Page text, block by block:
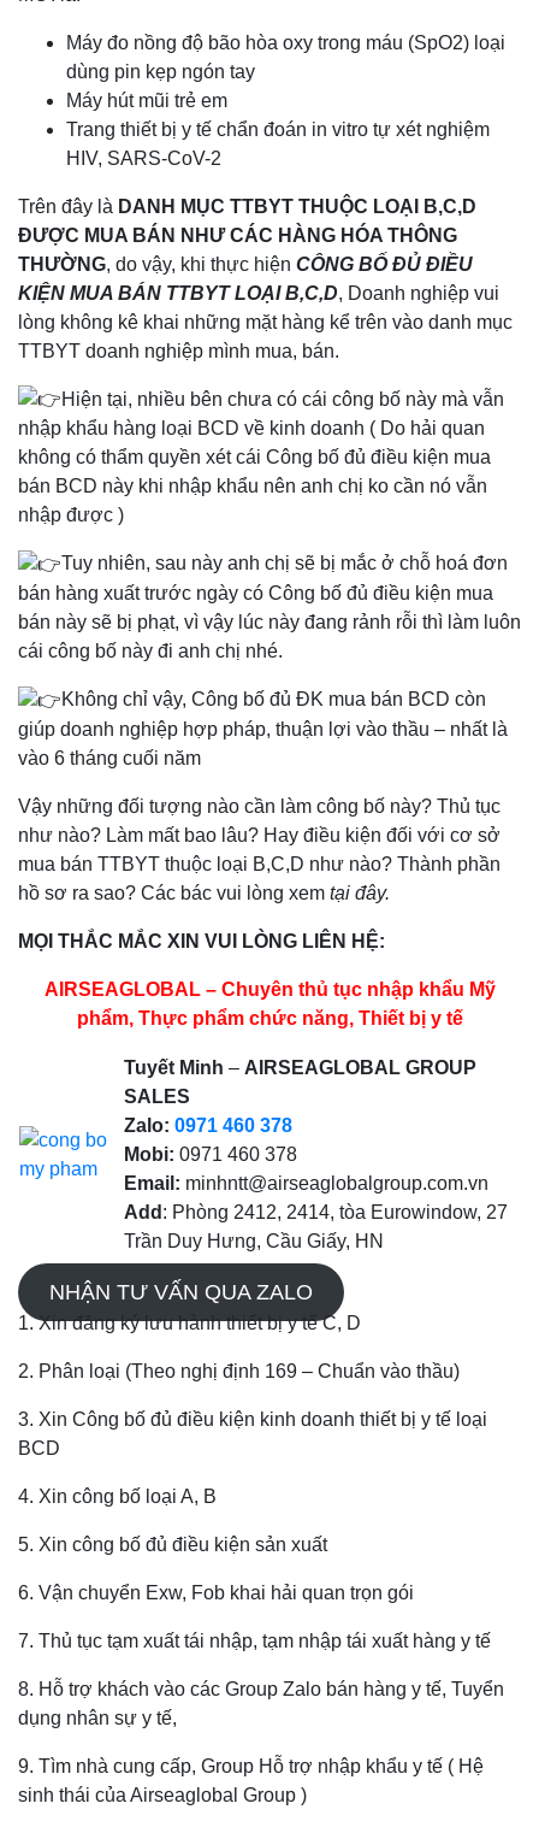
Máy đo nồng độ bão hòa oxy trong máu (SpO2) loại
dùng pin kẹp ngón tay
Máy hút mũi trẻ em
Trang thiết bị y tế chẩn đoán in vitro tự xét nghiệm
HIV, SARS-CoV-2
Trên đây là DANH MỤC TTBYT THUỘC LOẠI B,C,D
ĐƯỢC MUA BÁN NHƯ CÁC HÀNG HÓA THÔNG
THƯỜNG, do vậy, khi thực hiện CÔNG BỐ ĐỦ ĐIỀU
KIỆN MUA BÁN TTBYT LOẠI B,C,D, Doanh nghiệp vui
lòng không kê khai những mặt hàng kể trên vào danh mục
TTBYT doanh nghiệp mình mua, bán.
Hiện tại, nhiều bên chưa có cái công bố này mà vẫn
nhập khẩu hàng loại BCD về kinh doanh ( Do hải quan
không có thẩm quyền xét cái Công bố đủ điều kiện mua
bán BCD này khi nhập khẩu nên anh chị ko cần nó vẫn
nhập được )
Tuy nhiên, sau này anh chị sẽ bị mắc ở chỗ hoá đơn
bán hàng xuất trước ngày có Công bố đủ điều kiện mua
bán này sẽ bị phạt, vì vậy lúc này đang rảnh rỗi thì làm luôn
cái công bố này đi anh chị nhé.
Không chỉ vậy, Công bố đủ ĐK mua bán BCD còn
giúp doanh nghiệp hợp pháp, thuận lợi vào thầu – nhất là
vào 6 tháng cuối năm
Vậy những đối tượng nào cần làm công bố này? Thủ tục
như nào? Làm mất bao lâu? Hay điều kiện đối với cơ sở
mua bán TTBYT thuộc loại B,C,D như nào? Thành phần
hồ sơ ra sao? Các bác vui lòng xem tại đây.
MỌI THẮC MẮC XIN VUI LÒNG LIÊN HỆ:
AIRSEAGLOBAL – Chuyên thủ tục nhập khẩu Mỹ
phẩm, Thực phẩm chức năng, Thiết bị y tế
Tuyết Minh – AIRSEAGLOBAL GROUP
SALES
Zalo: 0971 460 378
Mobi: 0971 460 378
Email: minhntt@airseaglobalgroup.com.vn
Add : Phòng 2412, 2414, tòa Eurowindow, 27
Trần Duy Hưng, Cầu Giấy, HN
NHẬN TƯ VẤN QUA ZALO
1. Xin đăng ký lưu hành thiết bị y tế C, D
2. Phân loại (Theo nghị định 169 – Chuẩn vào thầu)
3. Xin Công bố đủ điều kiện kinh doanh thiết bị y tế loại
BCD
4. Xin công bố loại A, B
5. Xin công bố đủ điều kiện sản xuất
6. Vận chuyển Exw, Fob khai hải quan trọn gói
7. Thủ tục tạm xuất tái nhập, tạm nhập tái xuất hàng y tế
8. Hỗ trợ khách vào các Group Zalo bán hàng y tế, Tuyển
dụng nhân sự y tế,
9. Tìm nhà cung cấp, Group Hỗ trợ nhập khẩu y tế ( Hệ
sinh thái của Airseaglobal Group )